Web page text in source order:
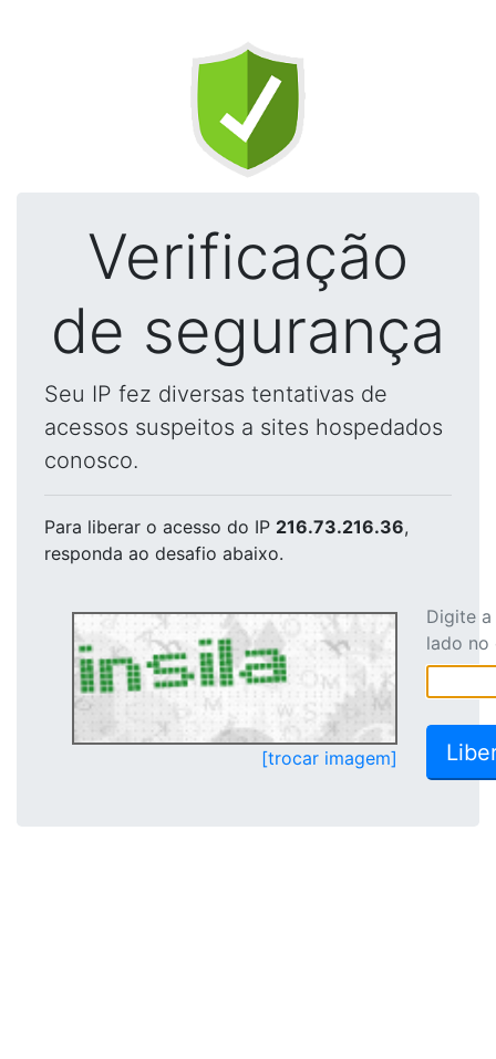
Verificação
de segurança
Seu IP fez diversas tentativas de
acessos suspeitos a sites hospedados
conosco.
Para liberar o acesso do IP 216.73.216.36,
responda ao desafio abaixo.
[trocar imagem]
Digite
lado no